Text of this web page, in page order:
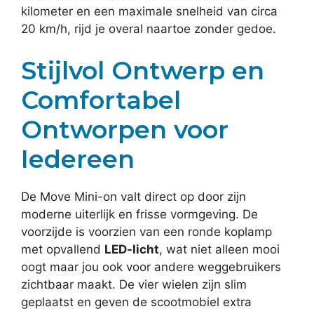
kilometer en een maximale snelheid van circa
20 km/h, rijd je overal naartoe zonder gedoe.
Stijlvol Ontwerp en
Comfortabel
Ontworpen voor
Iedereen
De Move Mini-on valt direct op door zijn
moderne uiterlijk en frisse vormgeving. De
voorzijde is voorzien van een ronde koplamp
met opvallend LED-licht, wat niet alleen mooi
oogt maar jou ook voor andere weggebruikers
zichtbaar maakt. De vier wielen zijn slim
geplaatst en geven de scootmobiel extra